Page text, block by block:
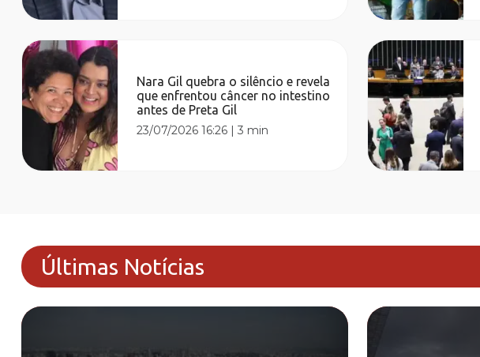
Nara Gil quebra o silêncio e revela
que enfrentou câncer no intestino
antes de Preta Gil
23/07/2026 16:26 |3 min
Últimas Notícias